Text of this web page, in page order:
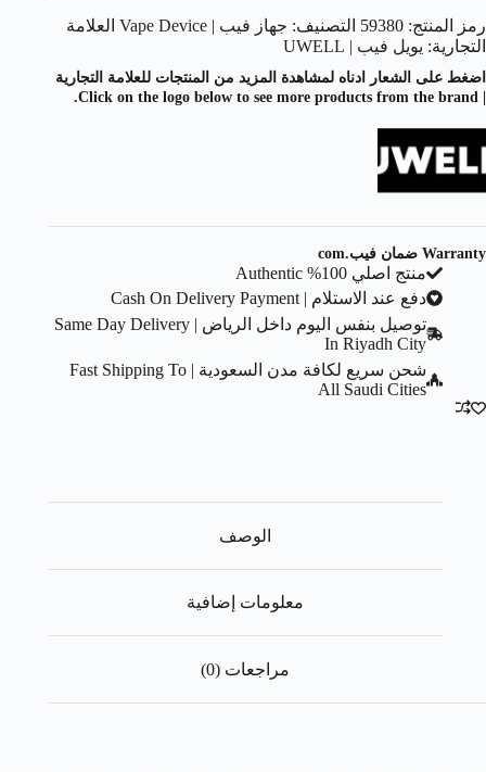
رمز المنتج: 59380 التصنيف: جهاز فيب | Vape Device
العلامة
التجارية: يويل فيب | UWELL
اضغط على الشعار ادناه لمشاهدة المزيد من المنتجات للعلامة التجارية
| Click on the logo below to see more products from the brand.
Warranty ضمان فيب.com
منتج اصلي 100% Authentic
دفع عند الاستلام | Cash On Delivery Payment
توصيل بنفس اليوم داخل الرياض | Same Day Delivery
In Riyadh City
شحن سريع لكافة مدن السعودية | Fast Shipping To
All Saudi Cities
الوصف
معلومات إضافية
مراجعات (0)